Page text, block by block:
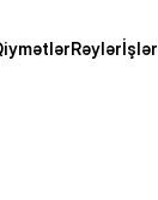
Rəylərİşlər